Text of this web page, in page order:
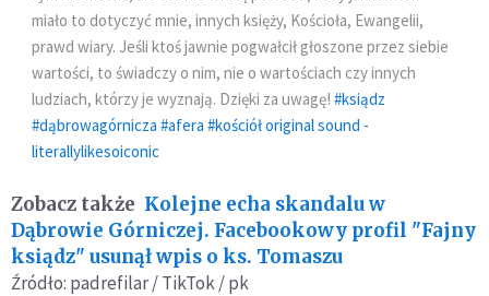
miało to dotyczyć mnie, innych księży, Kościoła, Ewangelii,
prawd wiary. Jeśli ktoś jawnie pogwałcił głoszone przez siebie
wartości, to świadczy o nim, nie o wartościach czy innych
ludziach, którzy je wyznają. Dzięki za uwagę! #ksiądz
#dąbrowagórnicza #afera #kościółoriginal sound -
literallylikesoiconic
Zobacz także Kolejne echa skandalu w
Dąbrowie Górniczej. Facebookowy profil "Fajny
ksiądz" usunął wpis o ks. Tomaszu
Źródło: padrefilar / TikTok / pk